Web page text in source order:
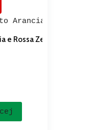
e Rossa Zero 0,4L –